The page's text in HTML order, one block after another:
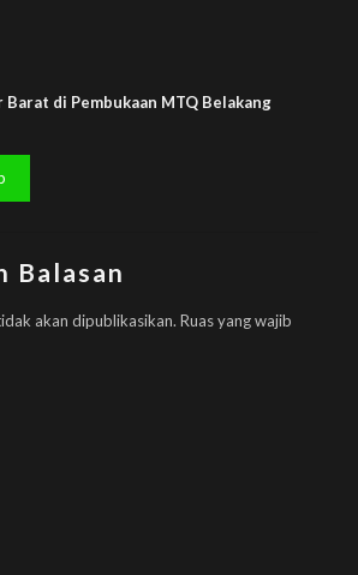
di Pembukaan MTQ Belakang
Balasan
akan dipublikasikan. Ruas yang wajib